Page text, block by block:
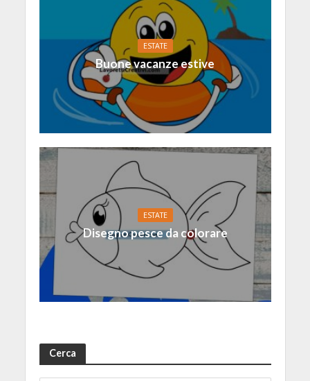
ESTATE
Buone vacanze estive
ESTATE
Disegno pesce da colorare
Cerca